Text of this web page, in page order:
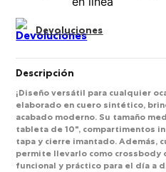
Devoluciones
Descripción
¡Diseño versátil para cualquier
elaborado en cuero sintético,
acabado moderno. Su tamaño
tableta de 10", compartimentos
tapa y cierre imantado. Además,
permite llevarlo como crossbody
funcional y práctico para el día a